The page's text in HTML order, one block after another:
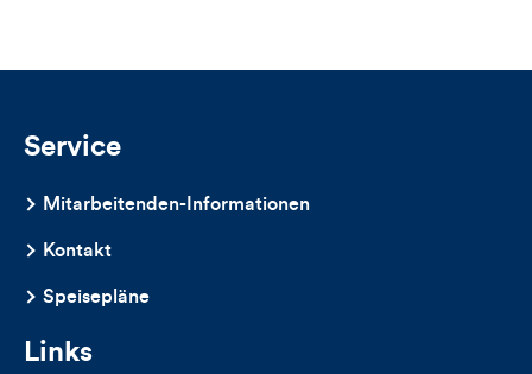
Service
Mitarbeitenden-Informationen
Kontakt
Speisepläne
Links